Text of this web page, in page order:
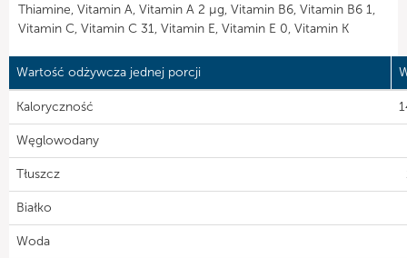
Thiamine, Vitamin A, Vitamin A 2 µg, Vitamin B6, Vitamin B6 1,
Vitamin C, Vitamin C 31, Vitamin E, Vitamin E 0, Vitamin K
Wartość odżywcza jednej porcji
Kaloryczność
Węglowodany
Tłuszcz
Białko
Woda